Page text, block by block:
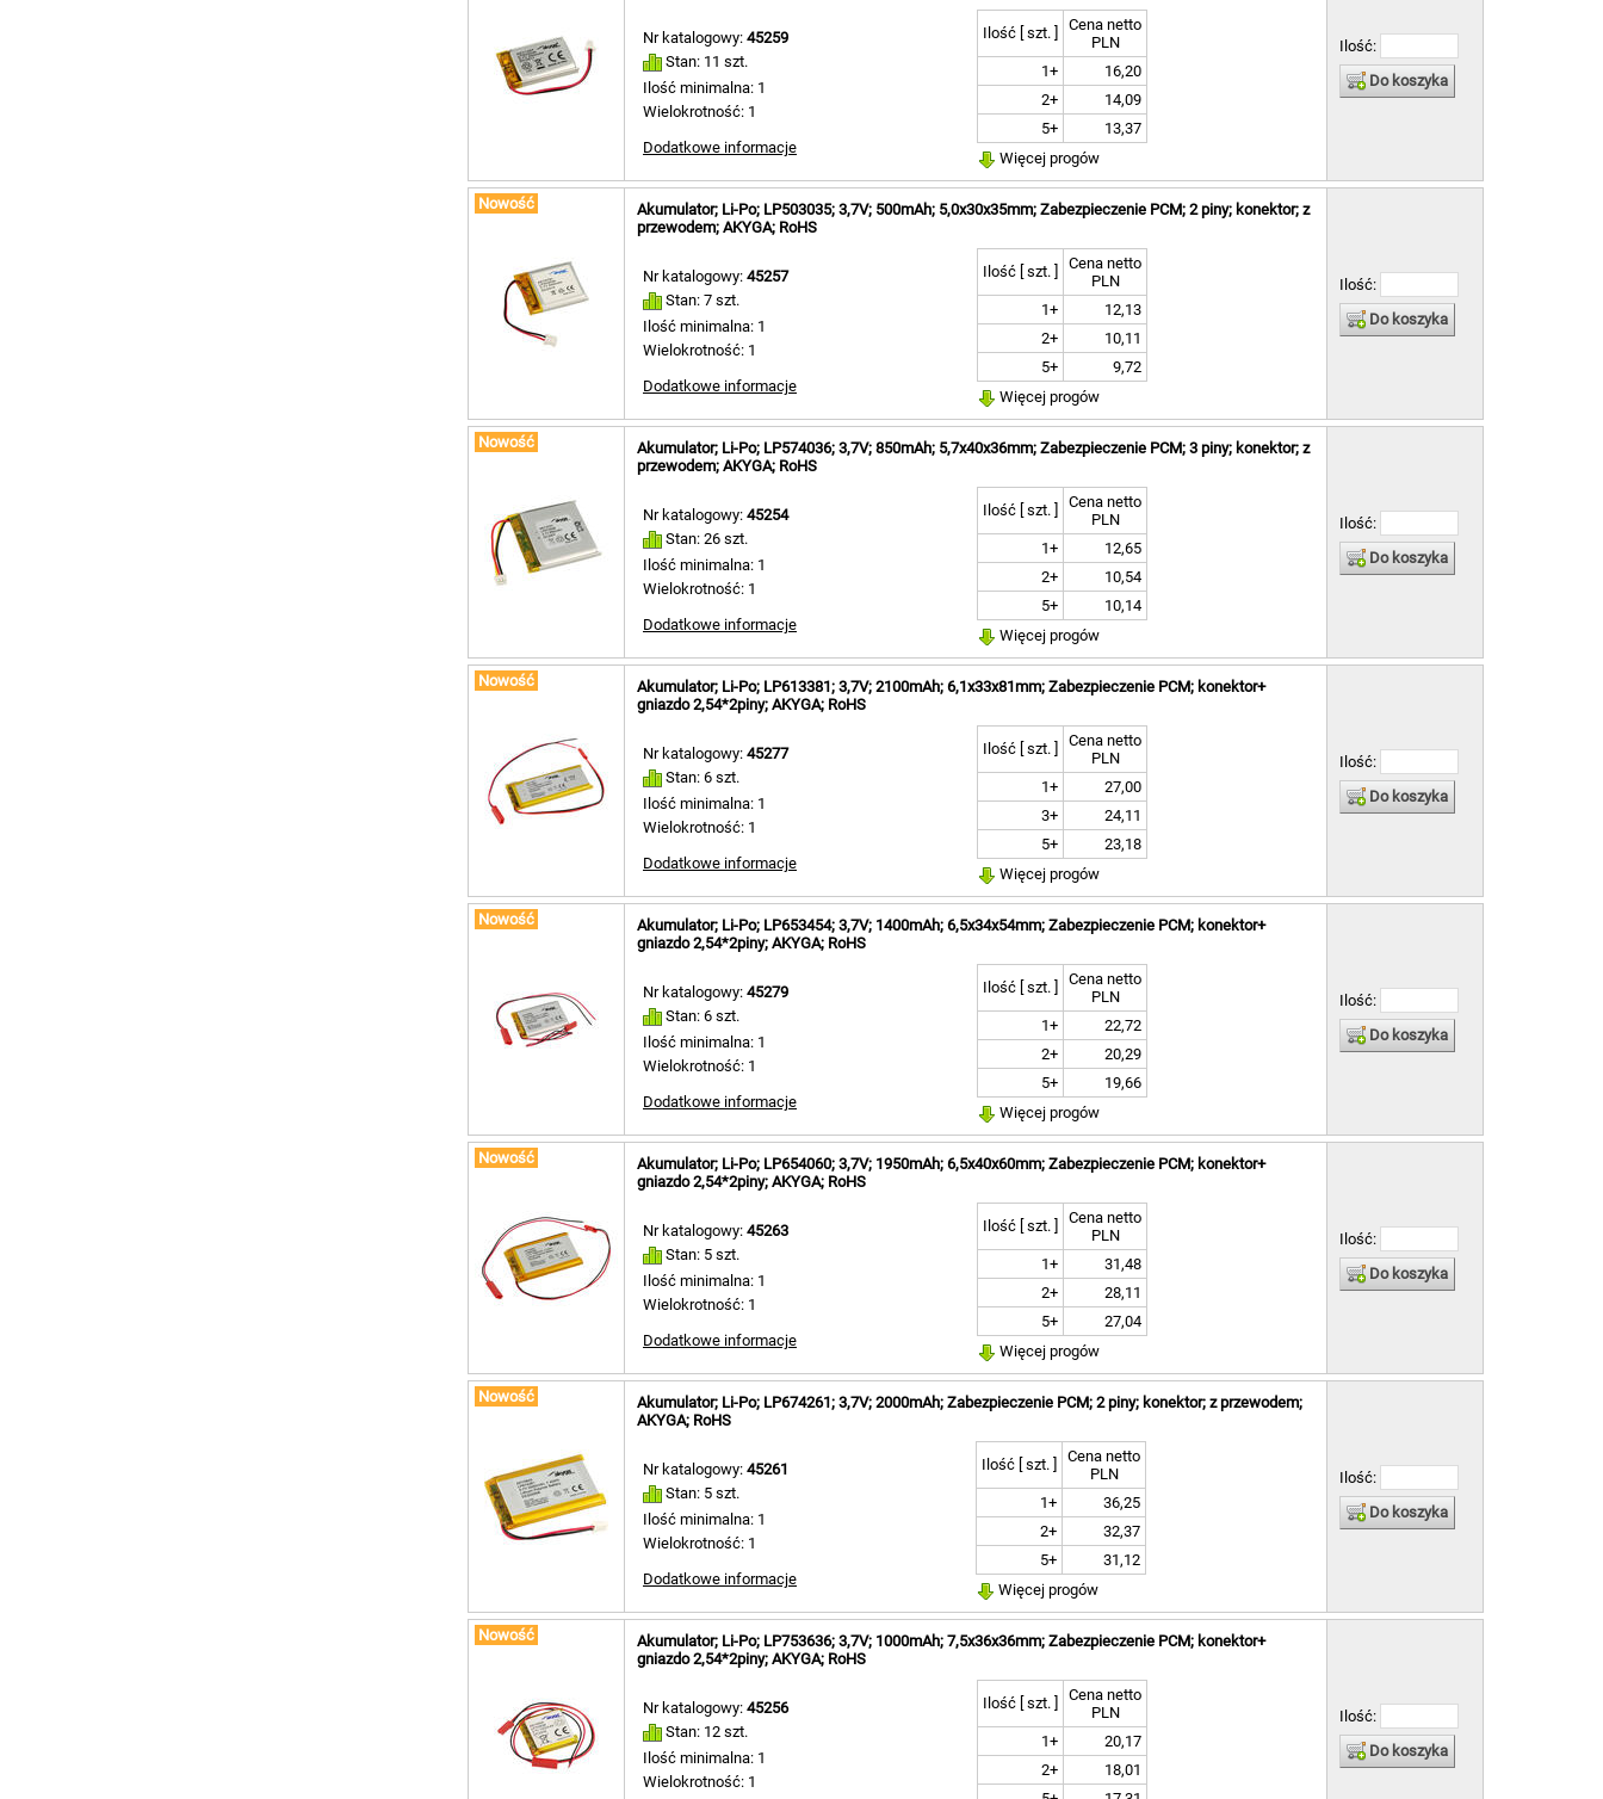
Nr katalogowy: 45259
Stan: 11 szt.
Ilość minimalna: 1
Wielokrotność: 1
Dodatkowe informacje
Ilość [ szt. ]
Cena netto
PLN
1+
16,20
2+
14,09
5+
13,37
Więcej progów
Ilość:
Do koszyka
Nowość
Akumulator; Li-Po; LP503035; 3,7V; 500mAh; 5,0x30x35mm; Zabezpieczenie PCM; 2 piny; konektor; z
przewodem; AKYGA; RoHS
Nr katalogowy: 45257
Stan: 7 szt.
Ilość minimalna: 1
Wielokrotność: 1
Dodatkowe informacje
Ilość [ szt. ]
Cena netto
PLN
1+
12,13
2+
10,11
5+
9,72
Więcej progów
Ilość:
Do koszyka
Nowość
Akumulator; Li-Po; LP574036; 3,7V; 850mAh; 5,7x40x36mm; Zabezpieczenie PCM; 3 piny; konektor; z
przewodem; AKYGA; RoHS
Nr katalogowy: 45254
Stan: 26 szt.
Ilość minimalna: 1
Wielokrotność: 1
Dodatkowe informacje
Ilość [ szt. ]
Cena netto
PLN
1+
12,65
2+
10,54
5+
10,14
Więcej progów
Ilość:
Do koszyka
Nowość
Akumulator; Li-Po; LP613381; 3,7V; 2100mAh; 6,1x33x81mm; Zabezpieczenie PCM; konektor+
gniazdo 2,54*2piny; AKYGA; RoHS
Nr katalogowy: 45277
Stan: 6 szt.
Ilość minimalna: 1
Wielokrotność: 1
Dodatkowe informacje
Ilość [ szt. ]
Cena netto
PLN
1+
27,00
3+
24,11
5+
23,18
Więcej progów
Ilość:
Do koszyka
Nowość
Akumulator; Li-Po; LP653454; 3,7V; 1400mAh; 6,5x34x54mm; Zabezpieczenie PCM; konektor+
gniazdo 2,54*2piny; AKYGA; RoHS
Nr katalogowy: 45279
Stan: 6 szt.
Ilość minimalna: 1
Wielokrotność: 1
Dodatkowe informacje
Ilość [ szt. ]
Cena netto
PLN
1+
22,72
2+
20,29
5+
19,66
Więcej progów
Ilość:
Do koszyka
Nowość
Akumulator; Li-Po; LP654060; 3,7V; 1950mAh; 6,5x40x60mm; Zabezpieczenie PCM; konektor+
gniazdo 2,54*2piny; AKYGA; RoHS
Nr katalogowy: 45263
Stan: 5 szt.
Ilość minimalna: 1
Wielokrotność: 1
Dodatkowe informacje
Ilość [ szt. ]
Cena netto
PLN
1+
31,48
2+
28,11
5+
27,04
Więcej progów
Ilość:
Do koszyka
Nowość
Akumulator; Li-Po; LP674261; 3,7V; 2000mAh; Zabezpieczenie PCM; 2 piny; konektor; z przewodem;
AKYGA; RoHS
Nr katalogowy: 45261
Stan: 5 szt.
Ilość minimalna: 1
Wielokrotność: 1
Dodatkowe informacje
Ilość [ szt. ]
Cena netto
PLN
1+
36,25
2+
32,37
5+
31,12
Więcej progów
Ilość:
Do koszyka
Nowość
Akumulator; Li-Po; LP753636; 3,7V; 1000mAh; 7,5x36x36mm; Zabezpieczenie PCM; konektor+
gniazdo 2,54*2piny; AKYGA; RoHS
Nr katalogowy: 45256
Stan: 12 szt.
Ilość minimalna: 1
Wielokrotność: 1
Ilość [ szt. ]
Cena netto
PLN
1+
20,17
2+
18,01
Ilość:
Do koszyka